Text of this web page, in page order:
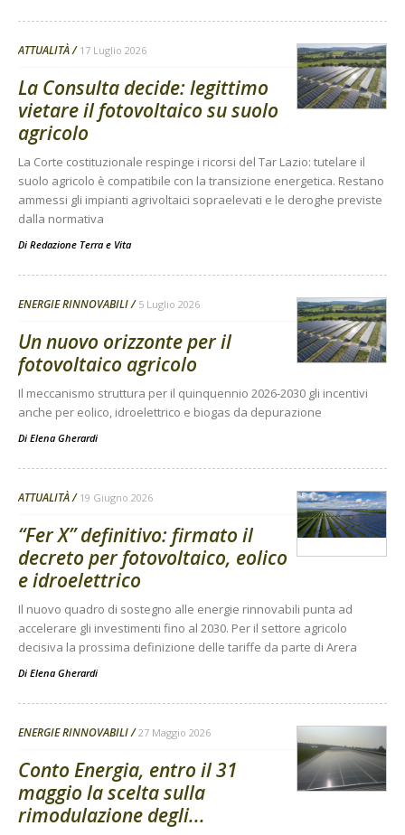
ATTUALITÀ 17 Luglio 2026
La Consulta decide: legittimo
vietare il fotovoltaico su suolo
agricolo
La Corte costituzionale respinge i ricorsi del Tar Lazio: tutelare il
suolo agricolo è compatibile con la transizione energetica. Restano
ammessi gli impianti agrivoltaici sopraelevati e le deroghe previste
dalla normativa
Di Redazione Terra e Vita
ENERGIE RINNOVABILI 5 Luglio 2026
Un nuovo orizzonte per il
fotovoltaico agricolo
Il meccanismo struttura per il quinquennio 2026-2030 gli incentivi
anche per eolico, idroelettrico e biogas da depurazione
Di Elena Gherardi
ATTUALITÀ 19 Giugno 2026
“Fer X” definitivo: firmato il
decreto per fotovoltaico, eolico
e idroelettrico
Il nuovo quadro di sostegno alle energie rinnovabili punta ad
accelerare gli investimenti fino al 2030. Per il settore agricolo
decisiva la prossima definizione delle tariffe da parte di Arera
Di Elena Gherardi
ENERGIE RINNOVABILI 27 Maggio 2026
Conto Energia, entro il 31
maggio la scelta sulla
rimodulazione degli...